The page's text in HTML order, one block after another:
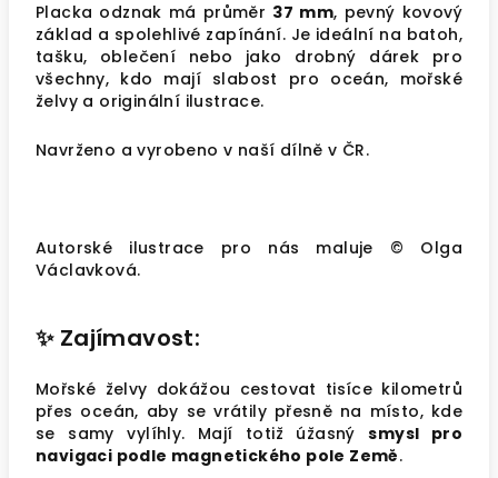
Placka odznak má průměr 37 mm, pevný kovový
základ a spolehlivé zapínání. Je ideální na batoh,
tašku, oblečení nebo jako drobný dárek pro
všechny, kdo mají slabost pro oceán, mořské
želvy a originální ilustrace.
Navrženo a vyrobeno v naší dílně v ČR.
Autorské ilustrace pro nás maluje © Olga
Václavková.
✨ Zajímavost:
Mořské želvy dokážou cestovat tisíce kilometrů
přes oceán, aby se vrátily přesně na místo, kde
se samy vylíhly. Mají totiž úžasnýsmysl pro
navigaci podle magnetického pole Země.